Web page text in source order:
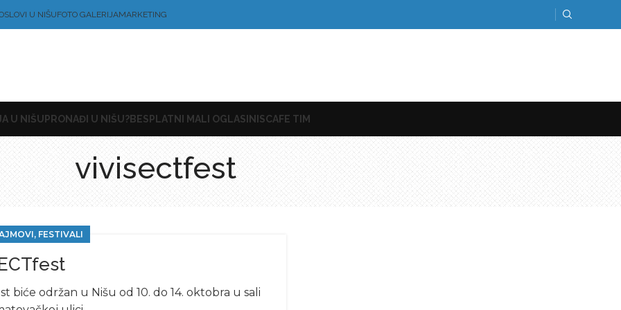
U NIŠUFOTO GALERIJAMARKETING
U NIŠU PRONAĐI U NIŠU?BESPLATNI MALI OGLASI NISCAFE TIM
vivisectfest
FESTIVALI
biće održan u Nišu od 10. do 14. oktobra u sali